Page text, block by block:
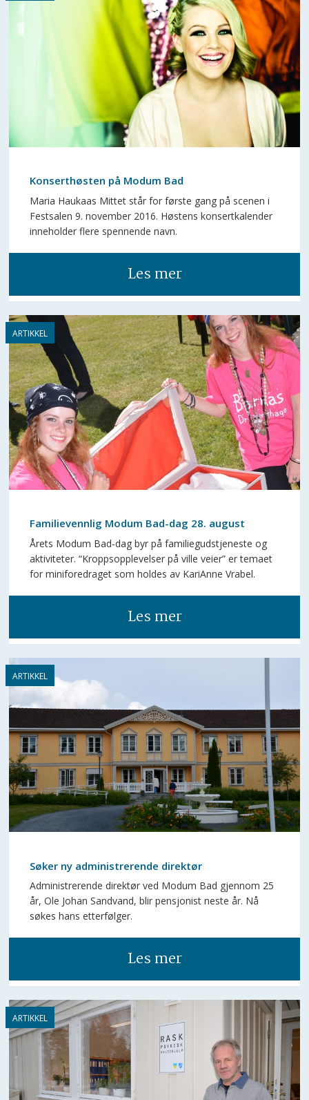
Konserthøsten på Modum Bad
Maria Haukaas Mittet står for første gang på scenen i
Festsalen 9. november 2016. Høstens konsertkalender
inneholder flere spennende navn.
Les mer
Familievennlig Modum Bad-dag 28. august
Årets Modum Bad-dag byr på familiegudstjeneste og
aktiviteter. “Kroppsopplevelser på ville veier” er temaet
for miniforedraget som holdes av KariAnne Vrabel.
Les mer
Søker ny administrerende direktør
Administrerende direktør ved Modum Bad gjennom 25
år, Ole Johan Sandvand, blir pensjonist neste år. Nå
søkes hans etterfølger.
Les mer